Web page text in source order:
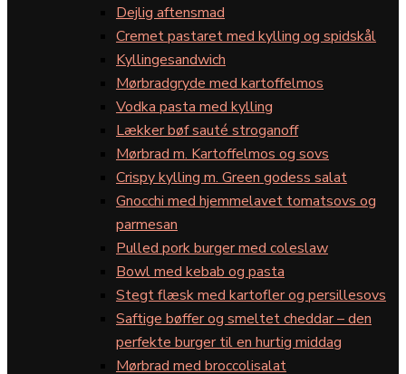
Dejlig aftensmad
Cremet pastaret med kylling og spidskål
Kyllingesandwich
Mørbradgryde med kartoffelmos
Vodka pasta med kylling
Lækker bøf sauté stroganoff
Mørbrad m. Kartoffelmos og sovs
Crispy kylling m. Green godess salat
Gnocchi med hjemmelavet tomatsovs og
parmesan
Pulled pork burger med coleslaw
Bowl med kebab og pasta
Stegt flæsk med kartofler og persillesovs
Saftige bøffer og smeltet cheddar – den
perfekte burger til en hurtig middag
Mørbrad med broccolisalat